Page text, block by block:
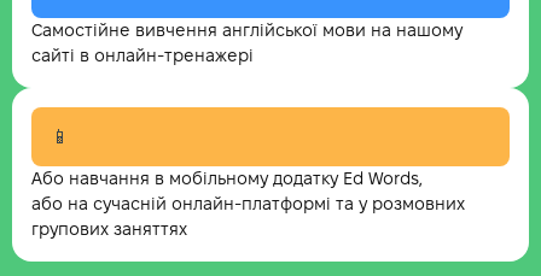
Самостійне вивчення англійської мови на нашому
сайті в онлайн-тренажері
📱
Або навчання в мобільному додатку Ed Words,
або на сучасній онлайн-платформі та у розмовних
групових заняттях